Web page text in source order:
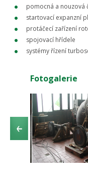
pomocná a nouzová
startovací expanzní
protáčecí zařízení
spojovací hřídele
systémy řízení
Fotogalerie